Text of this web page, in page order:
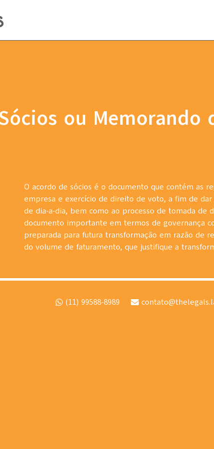
ou Memorando
O acordo de sócios é o documento que contém as
empresa e exercício de direito de voto, a fim de
de dia-a-dia, bem como ao processo de tomada de
documento importante em termos de governança
preparada para futura transformação em razão de
do volume de faturamento, que justifique a
(11) 99588-8989